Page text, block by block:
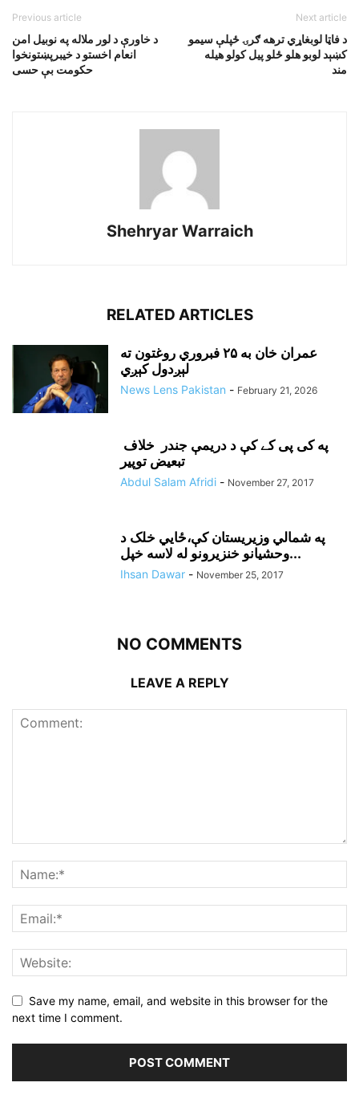
Previous article
د خاورې د لور ملاله په نوبيل امن
انعام اخستو د خيبرپښتونخوا
حکومت بې حسى
Next article
د فاټا لوبغاړي ترهه ګرۍ ځپلې سيمو
کښېد لوبو هلو ځلو پيل کولو هيله
مند
Shehryar Warraich
RELATED ARTICLES
عمران خان به ۲۵ فبروري روغتون ته
لېږدول کېږي
News Lens Pakistan - February 21, 2026
په کی پی کے کې د دريمې جندر خلاف
تبعيض توپير
Abdul Salam Afridi - November 27, 2017
په شمالي وزيريستان کې،ځايي خلک د
وحشيانو خنزيرونو له لاسه خپل...
Ihsan Dawar - November 25, 2017
NO COMMENTS
LEAVE A REPLY
Save my name, email, and website in this browser for the
next time I comment.